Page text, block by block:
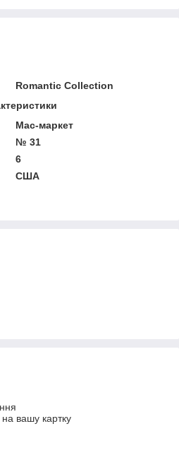
Romantic Collection
Мас-маркет
№ 31
6
США
вашу картку